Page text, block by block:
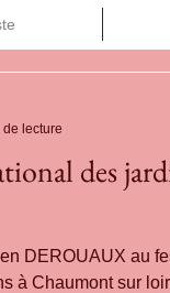
des
DEROUAUX au
à Chaumont sur
de lecture